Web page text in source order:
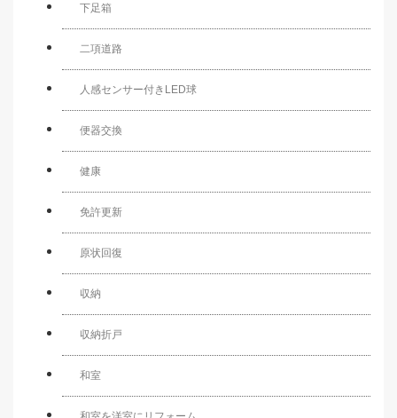
下足箱
二項道路
人感センサー付きLED球
便器交換
健康
免許更新
原状回復
収納
収納折戸
和室